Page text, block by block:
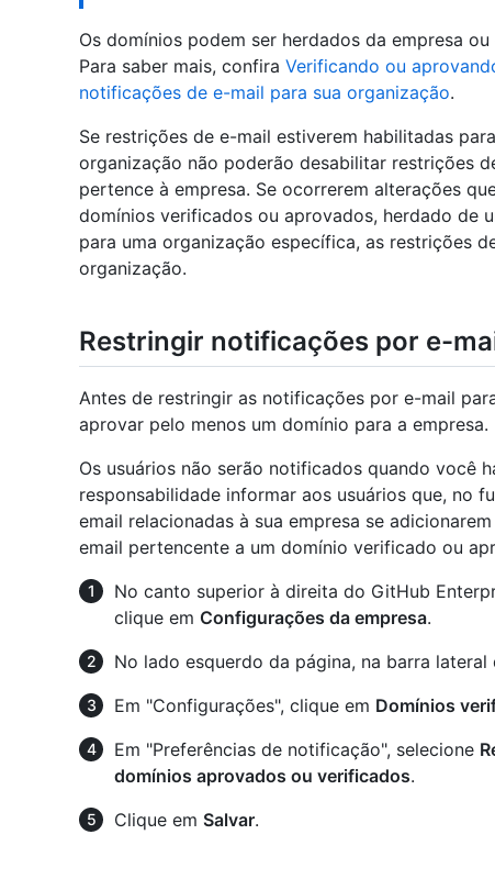
Os domínios podem ser herdados da empresa
Para saber mais, confira Verificando ou
notificações de e-mail para sua organização.
Se restrições de e-mail estiverem habilitadas
organização não poderão desabilitar restrições
pertence à empresa. Se ocorrerem alterações
domínios verificados ou aprovados, herdado de
para uma organização específica, as restrições
organização.
Restringir notificações por e-
Antes de restringir as notificações por e-mail
aprovar pelo menos um domínio para a empresa.
Os usuários não serão notificados quando você
responsabilidade informar aos usuários que, no
email relacionadas à sua empresa se
email pertencente a um domínio verificado ou
No canto superior à direita do GitHub
clique em Configurações da empresa.
No lado esquerdo da página, na barra
Em "Configurações", clique em Domínios
Em "Preferências de notificação", selecione
domínios aprovados ou verificados.
Clique em Salvar.